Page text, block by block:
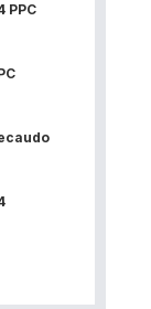
PPC